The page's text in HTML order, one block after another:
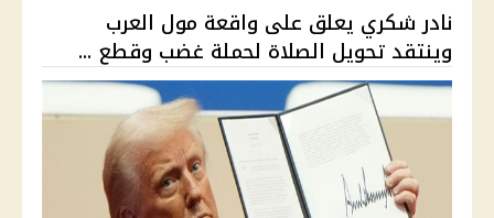
نادر شكري يعلق على واقعة مول العرب
وينتقد تحويل الصلاة لحملة غضب وقطع ...